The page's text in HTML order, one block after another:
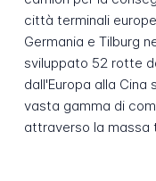
città terminali
Germania e Tilburg
sviluppato 52 rotte
dall'Europa alla
vasta gamma di
attraverso la massa